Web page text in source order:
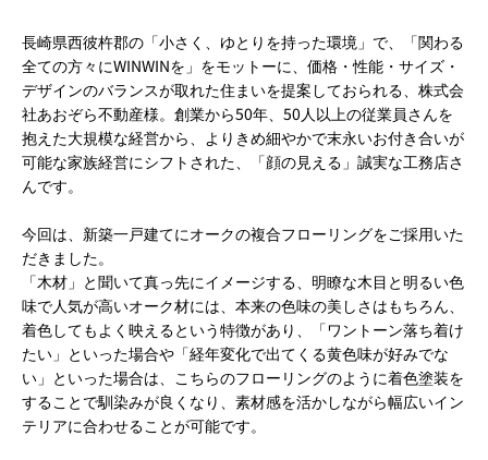
長崎県西彼杵郡の「小さく、ゆとりを持った環境」で、「関わる
全ての方々にWINWINを」をモットーに、価格・性能・サイズ・
デザインのバランスが取れた住まいを提案しておられる、株式会
社あおぞら不動産様。創業から50年、50人以上の従業員さんを
抱えた大規模な経営から、よりきめ細やかで末永いお付き合いが
可能な家族経営にシフトされた、「顔の見える」誠実な工務店さ
んです。
今回は、新築一戸建てにオークの複合フローリングをご採用いた
だきました。
「木材」と聞いて真っ先にイメージする、明瞭な木目と明るい色
味で人気が高いオーク材には、本来の色味の美しさはもちろん、
着色してもよく映えるという特徴があり、「ワントーン落ち着け
たい」といった場合や「経年変化で出てくる黄色味が好みでな
い」といった場合は、こちらのフローリングのように着色塗装を
することで馴染みが良くなり、素材感を活かしながら幅広いイン
テリアに合わせることが可能です。